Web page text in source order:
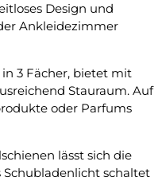
Design und
Ankleidezimmer
3 Fächer, bietet mit
Stauraum. Auf
oder Parfums
lässt sich die
Schubladenlicht schaltet